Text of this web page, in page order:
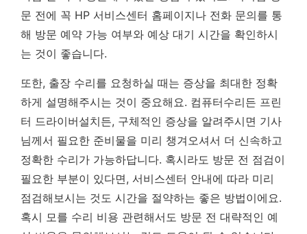
문 전에 꼭 HP 서비스센터 홈페이지나 전화 문의를 통
해 방문 예약 가능 여부와 예상 대기 시간을 확인하시
는 것이 좋습니다.
또한, 출장 수리를 요청하실 때는 증상을 최대한 정확
하게 설명해주시는 것이 중요해요. 컴퓨터수리든 프린
터 드라이버설치든, 구체적인 증상을 알려주시면 기사
님께서 필요한 준비물을 미리 챙겨오셔서 더 신속하고
정확한 수리가 가능하답니다. 혹시라도 방문 전 점검이
필요한 부분이 있다면, 서비스센터 안내에 따라 미리
점검해보시는 것도 시간을 절약하는 좋은 방법이에요.
혹시 모를 수리 비용 관련해서도 방문 전 대략적인 예